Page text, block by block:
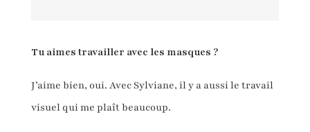
Tu aimes travailler avec les masques ?
J’aime bien, oui. Avec Sylviane, il y a aussi le travail
visuel qui me plaît beaucoup.